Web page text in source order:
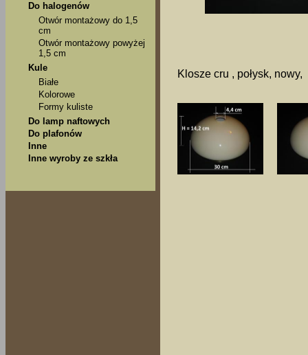
Do halogenów
Otwór montażowy do 1,5
cm
Otwór montażowy powyżej
1,5 cm
Kule
Białe
Kolorowe
Formy kuliste
Do lamp naftowych
Do plafonów
Inne
Inne wyroby ze szkła
Klosze cru , połysk, nowy,